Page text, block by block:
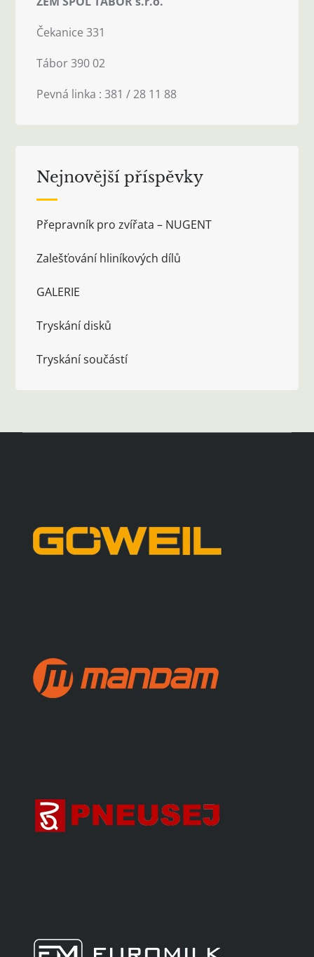
Čekanice 331
Tábor 390 02
Pevná linka : 381 / 28 11 88
Nejnovější příspěvky
Přepravník pro zvířata – NUGENT
Zalešťování hliníkových dílů
GALERIE
Tryskání disků
Tryskání součástí